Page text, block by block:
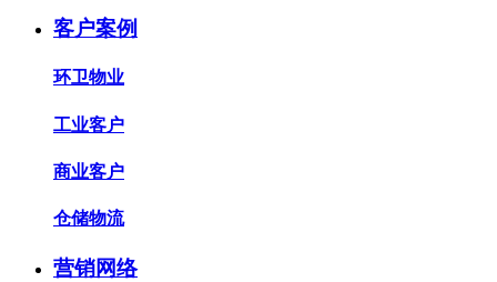
客户案例
环卫物业
工业客户
商业客户
仓储物流
营销网络